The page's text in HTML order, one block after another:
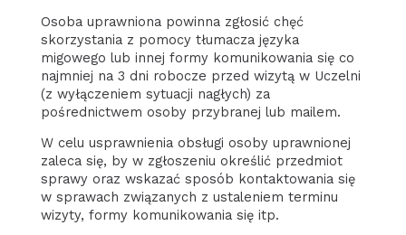
Osoba uprawniona powinna zgłosić chęć
skorzystania z pomocy tłumacza języka
migowego lub innej formy komunikowania się co
najmniej na 3 dni robocze przed wizytą w Uczelni
(z wyłączeniem sytuacji nagłych) za
pośrednictwem osoby przybranej lub mailem.
W celu usprawnienia obsługi osoby uprawnionej
zaleca się, by w zgłoszeniu określić przedmiot
sprawy oraz wskazać sposób kontaktowania się
w sprawach związanych z ustaleniem terminu
wizyty, formy komunikowania się itp.